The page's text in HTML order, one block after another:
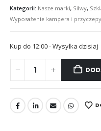
Kategorii: Nasze marki, Silwy,
Wyposażenie kampera i przyczepy
Kup do 12:00 - Wysyłka dzisiaj